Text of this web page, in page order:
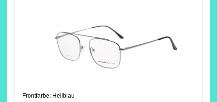
Frontfarbe: Hellblau